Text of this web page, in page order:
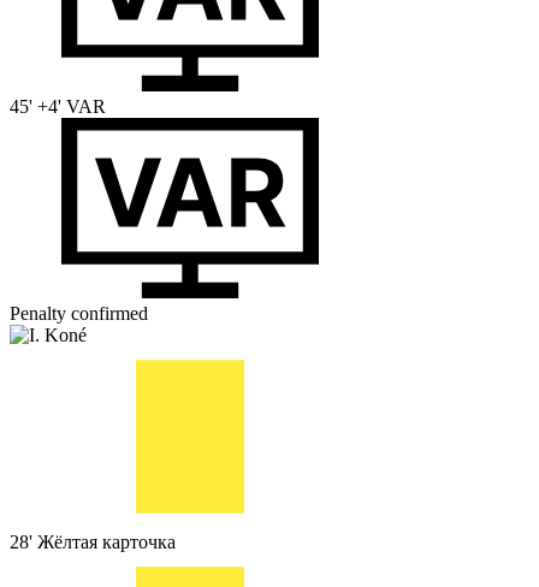
45' +4' VAR
Penalty confirmed
28' Жёлтая карточка